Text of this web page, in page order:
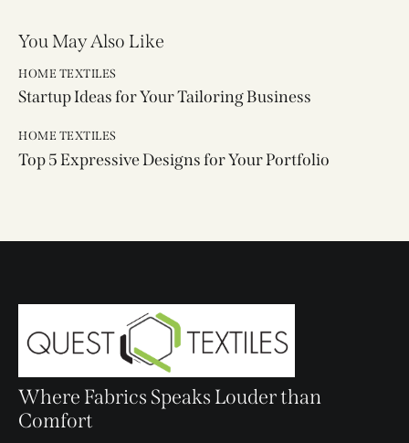
You May Also Like
HOME TEXTILES
Startup Ideas for Your Tailoring Business
HOME TEXTILES
Top 5 Expressive Designs for Your Portfolio
Where Fabrics Speaks Louder than
Comfort